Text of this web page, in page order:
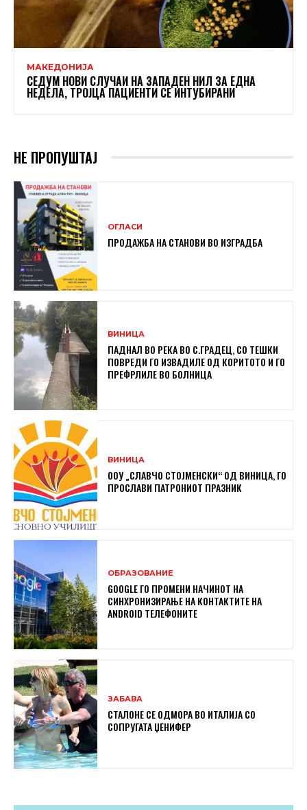
МАКЕДОНИЈА
СЕДУМ НОВИ СЛУЧАИ НА ЗАПАДЕН НИЛ ЗА ЕДНА
НЕДЕЛА, ТРОЈЦА ПАЦИЕНТИ СЕ ИНТУБИРАНИ
НЕ ПРОПУШТАЈ
ОГЛАСИ
ПРОДАЖБА НА СТАНОВИ ВО ИЗГРАДБА
ВИНИЦА
ПАДНАЛ ВО РЕКА ВО С.ГРАДЕЦ, СО ТЕШКИ
ПОВРЕДИ ГО ИЗВАДИЛЕ ОД КОРИТОТО И ГО
ПРЕФРЛИЛЕ ВО БОЛНИЦА
ВИНИЦА
ООУ „СЛАВЧО СТОЈМЕНСКИ“ ОД ВИНИЦА, ГО
ПРОСЛАВИ ПАТРОНИОТ ПРАЗНИК
ОБРАЗОВАНИЕ
GOOGLE ГО ПРОМЕНИ НАЧИНОТ НА
СИНХРОНИЗИРАЊЕ НА КОНТАКТИТЕ НА
ANDROID ТЕЛЕФОНИТЕ
ЗАБАВА
СТАЛОНЕ СЕ ОДМОРА ВО ИТАЛИЈА СО
СОПРУГАТА ЏЕНИФЕР